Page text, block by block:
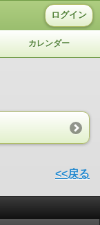
ログイン
カレンダー
<<戻る